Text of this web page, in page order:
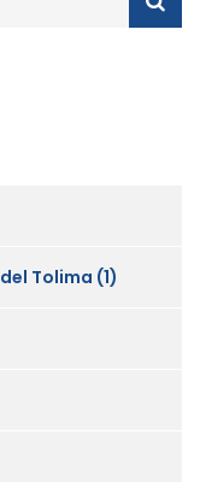
Tolima (1)